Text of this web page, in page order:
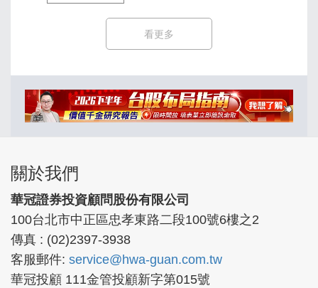
看更多
關於我們
華冠證券投資顧問股份有限公司
100台北市中正區忠孝東路二段100號6樓之2
傳真 : (02)2397-3938
客服郵件: service@hwa-guan.com.tw
華冠投顧 111金管投顧新字第015號